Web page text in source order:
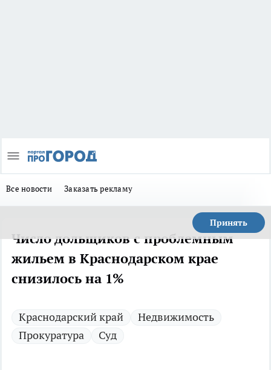
Все новости Заказать рекламу
Принять
Число дольщиков с проблемным
жильем в Краснодарском крае
снизилось на 1%
Краснодарский край
Недвижимость
Прокуратура
Суд